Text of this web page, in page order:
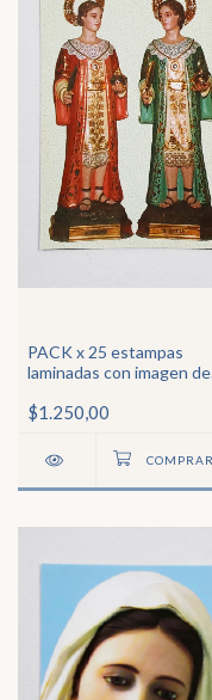
PACK x 25 estampas
laminadas con imagen de
$1.250,00